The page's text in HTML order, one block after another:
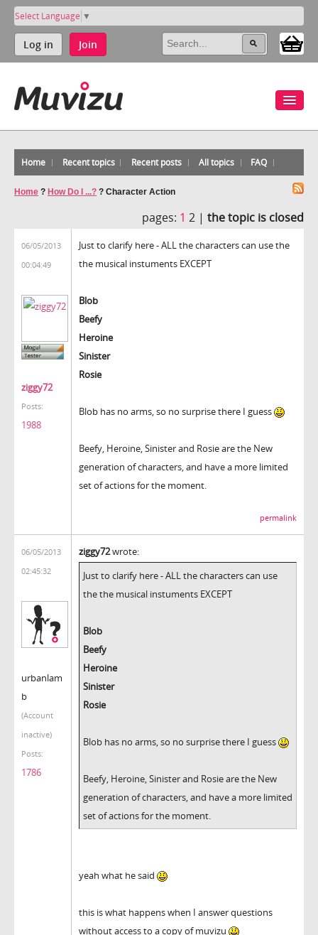
Select Language ▼
Log in Join
Home Recent topics Recent posts All topics FAQ
Home ? How Do I ...? ? Character Action
pages: 1 2 | the topic is closed
06/05/2013
00:04:49
ziggy72
Posts:
1988
Just to clarify here - ALL the characters can use the
the musical instuments EXCEPT
Blob
Beefy
Heroine
Sinister
Rosie
Blob has no arms, so no surprise there I guess
Beefy, Heroine, Sinister and Rosie are the New
generation of characters, and have a more limited
set of actions for the moment.
permalink
06/05/2013
02:45:32
urbanlam
b
(Account
inactive)
Posts:
1786
ziggy72wrote:
Just to clarify here - ALL the characters can use
the the musical instuments EXCEPT
Blob
Beefy
Heroine
Sinister
Rosie
Blob has no arms, so no surprise there I guess
Beefy, Heroine, Sinister and Rosie are the New
generation of characters, and have a more limited
set of actions for the moment.
yeah what he said
this is what happens when I answer questions
without access to a copy of muvizu